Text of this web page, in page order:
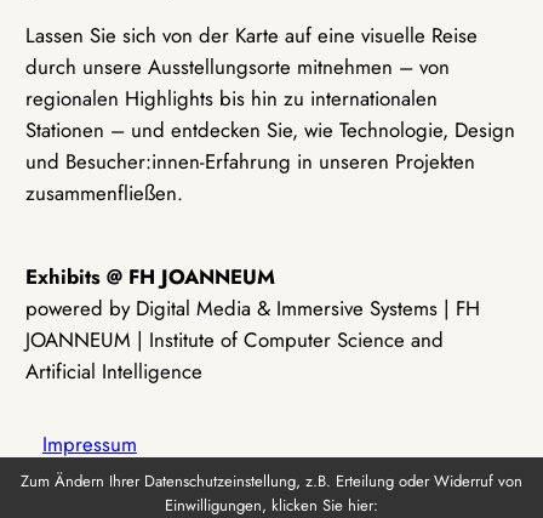
Lassen Sie sich von der Karte auf eine visuelle Reise
durch unsere Ausstellungsorte mitnehmen – von
regionalen Highlights bis hin zu internationalen
Stationen – und entdecken Sie, wie Technologie, Design
und Besucher:innen-Erfahrung in unseren Projekten
zusammenfließen.
Exhibits @ FH JOANNEUM
powered by Digital Media & Immersive Systems | FH
JOANNEUM | Institute of Computer Science and
Artificial Intelligence
Impressum
Zum Ändern Ihrer Datenschutzeinstellung, z.B. Erteilung oder Widerruf von
Einwilligungen, klicken Sie hier: